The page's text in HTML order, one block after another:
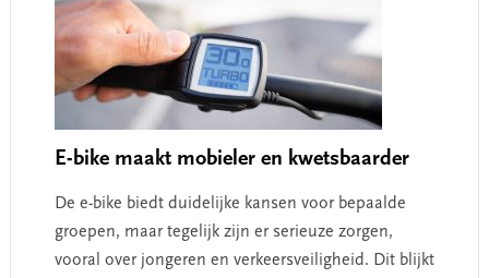
E-bike maakt mobieler en kwetsbaarder
De e-bike biedt duidelijke kansen voor bepaalde
groepen, maar tegelijk zijn er serieuze zorgen,
vooral over jongeren en verkeersveiligheid. Dit blijkt